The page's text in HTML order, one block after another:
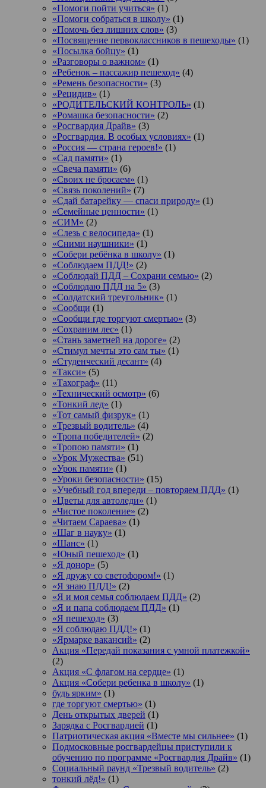
«Помоги пойти учиться» (1)
«Помоги собраться в школу» (1)
«Помочь без лишних слов» (3)
«Посвящение первоклассников в пешеходы» (1)
«Посылка бойцу» (1)
«Разговоры о важном» (1)
«Ребенок – пассажир пешеход» (4)
«Ремень безопасности» (3)
«Рецидив» (1)
«РОДИТЕЛЬСКИЙ КОНТРОЛЬ» (1)
«Ромашка безопасности» (2)
«Росгвардия Драйв» (3)
«Росгвардия. В особых условиях» (1)
«Россия — страна героев!» (1)
«Сад памяти» (1)
«Свеча памяти» (6)
«Своих не бросаем» (1)
«Связь поколений» (7)
«Сдай батарейку — спаси природу» (1)
«Семейные ценности» (1)
«СИМ» (2)
«Слезь с велосипеда» (1)
«Сними наушники» (1)
«Собери ребёнка в школу» (1)
«Соблюдаем ПДД!» (2)
«Соблюдай ПДД – Сохрани семью» (2)
«Соблюдаю ПДД на 5» (3)
«Солдатский треугольник» (1)
«Сообщи (1)
«Сообщи где торгуют смертью» (3)
«Сохраним лес» (1)
«Стань заметней на дороге» (2)
«Стимул мечты это сам ты» (1)
«Студенческий десант» (4)
«Такси» (5)
«Тахограф» (11)
«Технический осмотр» (6)
«Тонкий лед» (1)
«Тот самый физрук» (1)
«Трезвый водитель» (4)
«Тропа победителей» (2)
«Тропою памяти» (1)
«Урок Мужества» (51)
«Урок памяти» (1)
«Уроки безопасности» (15)
«Учебный год впереди – повторяем ПДД» (1)
«Цветы для автоледи» (1)
«Чистое поколение» (2)
«Читаем Сараева» (1)
«Шаг в науку» (1)
«Шанс» (1)
«Юный пешеход» (1)
«Я донор» (5)
«Я дружу со светофором!» (1)
«Я знаю ПДД!» (2)
«Я и моя семья соблюдаем ПДД» (2)
«Я и папа соблюдаем ПДД» (1)
«Я пешеход» (3)
«Я соблюдаю ПДД!» (1)
«Ярмарке вакансий» (2)
Акция «Передай показания с умной платежкой»
(2)
Акция «С флагом на сердце» (1)
Акция «Собери ребенка в школу» (1)
будь ярким» (1)
где торгуют смертью» (1)
День открытых дверей (1)
Зарядка с Росгвардией (1)
Патриотическая акция «Вместе мы сильнее» (1)
Подмосковные росгвардейцы приступили к
обучению по программе «Росгвардия Драйв» (1)
Социальный раунд «Трезвый водитель» (2)
тонкий лёд!» (1)